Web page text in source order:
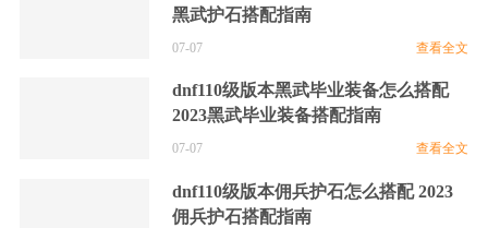
黑武护石搭配指南
07-07 查看全文
dnf110级版本黑武毕业装备怎么搭配
2023黑武毕业装备搭配指南
07-07 查看全文
dnf110级版本佣兵护石怎么搭配 2023
佣兵护石搭配指南